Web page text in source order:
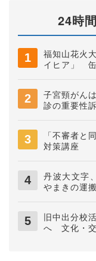
24時
福知山花火
イヒア」
子宮頸がん
診の重要性
「不審者と
対策講座
丹波大文字
やまきの運搬
旧中出分校
へ 文化・